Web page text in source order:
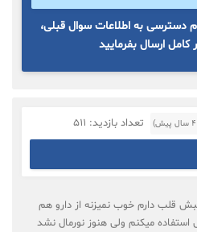
به اطلاعات سوال قبلی،
کامل ارسال بفرمایید
تعداد بازدید: 511
قلب دارم خوب نمیزنه از دارو هم
استفاده میکنم ولی هنوز نورمال نشد